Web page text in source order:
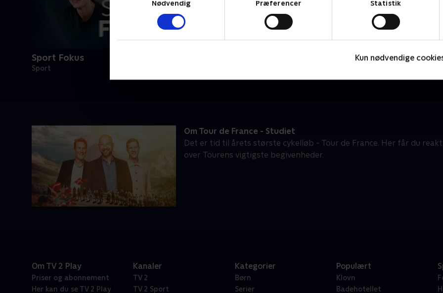
Nødvendig
Præferencer Statistik
Kun nødvendige
Sport Fokus
Sport
Om Tour de France - Studiet
Det er tid til årets største cykelløb - Tour de France. Her får du
over Tourens vigtigste begivenheder.
Om TV 2 Play
Priser og abonnement
Her kan du se TV 2 Play
Kanaler
TV 2
TV 2 Sport
Kategorier
Børn
Serier
Populært
Klovn
Badehotellet